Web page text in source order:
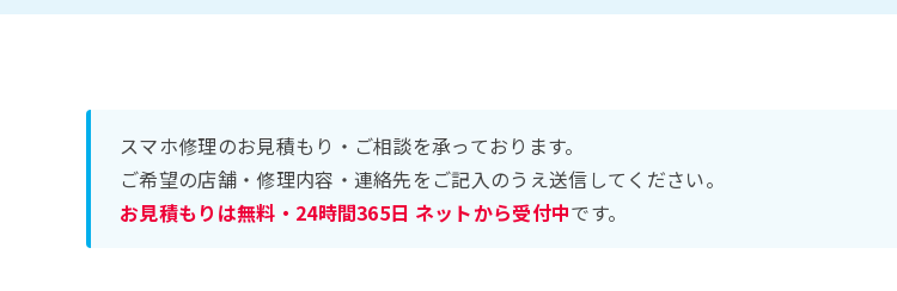
スマホ修理のお見積もり・ご相談を承っております。
ご希望の店舗・修理内容・連絡先をご記入のうえ送信してください。
お見積もりは無料・24時間365日 ネットから受付中です。